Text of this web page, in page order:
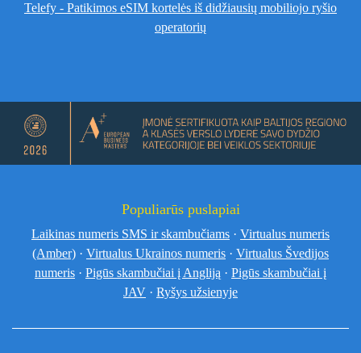
Telefy - Patikimos eSIM kortelės iš didžiausių mobiliojo ryšio
operatorių
Populiarūs puslapiai
Laikinas numeris SMS ir skambučiams · Virtualus numeris
(Amber) · Virtualus Ukrainos numeris · Virtualus Švedijos
numeris · Pigūs skambučiai į Angliją · Pigūs skambučiai į
JAV · Ryšys užsienyje